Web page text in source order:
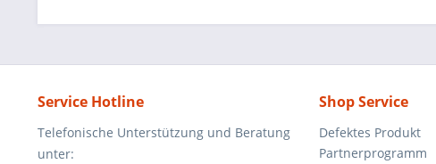
Service Hotline
Telefonische Unterstützung und Beratung
unter:
Shop Service
Defektes Produkt
Partnerprogramm